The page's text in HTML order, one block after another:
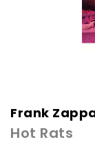
Frank
Hot Rats